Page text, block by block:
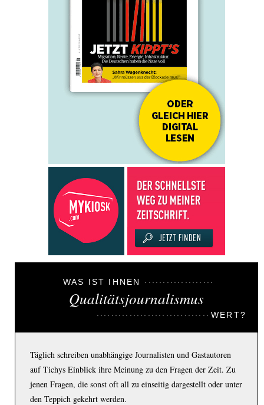
WAS IST IHNEN
Qualitätsjournalismus
WERT?
Täglich schreiben unabhängige Journalisten und Gastautoren
auf Tichys Einblick ihre Meinung zu den Fragen der Zeit. Zu
jenen Fragen, die sonst oft all zu einseitig dargestellt oder unter
den Teppich gekehrt werden.